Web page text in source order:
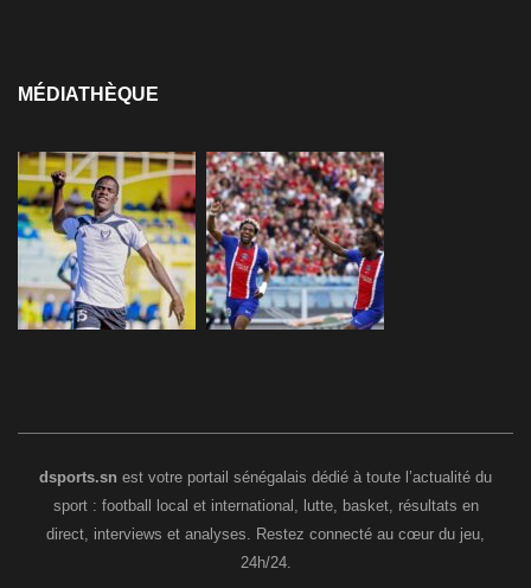
MÉDIATHÈQUE
dsports.sn est votre portail sénégalais dédié à toute l’actualité du
sport : football local et international, lutte, basket, résultats en
direct, interviews et analyses. Restez connecté au cœur du jeu,
24h/24.